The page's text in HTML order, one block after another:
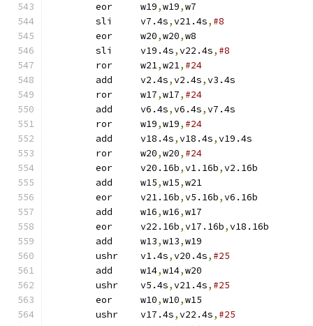
	eor	w19
,w19,w7
	sli	v7.4s
,v21.4s, #8
	eor	w20
,w20,w8
	sli	v19.4s
,v22.4s, #8
	ror	w21
,w21, #24
	add	v2.4s
,v2.4s,v3.4s
	ror	w17
,w17, #24
	add	v6.4s
,v6.4s,v7.4s
	ror	w19
,w19, #24
	add	v18.4s
,v18.4s,v19.4s
	ror	w20
,w20, #24
	eor	v20.16b
,v1.16b,v2.16b
	add	w15
,w15,w21
	eor	v21.16b
,v5.16b,v6.16b
	add	w16
,w16,w17
	eor	v22.16b
,v17.16b,v18.16b
	add	w13
,w13,w19
	ushr	v1.4s
,v20.4s, #25
	add	w14
,w14,w20
	ushr	v5.4s
,v21.4s, #25
	eor	w10
,w10,w15
	ushr	v17.4s
,v22.4s, #25